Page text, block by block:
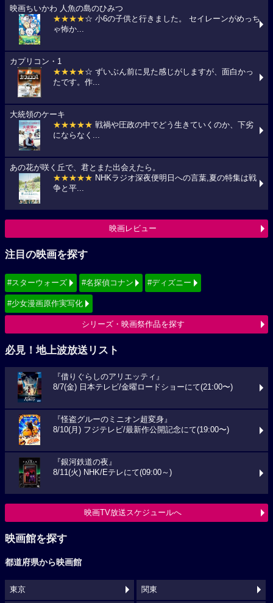
映画ちいかわ 人魚の島のひみつ
★★★★☆ 小6の子供と行きました。 セイレーンがめっち
ゃ怖か...
カプリコン・1
★★★★☆ ずいぶん前に見た感じがしますが、面白かっ
たです。作...
大統領のケーキ
★★★★★ 戦禍や圧政の中でどう生きていくのか、下劣
にならなく...
あの花が咲く丘で、君とまた出会えたら。
★★★★★ NHKラジオ深夜便明日への言葉,夏の特集は戦
争と平...
映画レビュー
注目の映画を探す
#スターウォーズ #名探偵コナン #ディズニー
#少女漫画原作実写化
シリーズ・映画祭作品を探す
必見！地上波放送リスト
『借りぐらしのアリエッティ』
8/7(金) 日本テレビ/金曜ロードショーにて(21:00〜)
『怪盗グルーのミニオン超変身』
8/10(月) フジテレビ/最新作公開記念にて(19:00〜)
『銀河鉄道の夜』
8/11(火) NHK/Eテレにて(09:00～)
映画TV放送スケジュールへ
映画館を探す
都道府県から映画館
東京 関東